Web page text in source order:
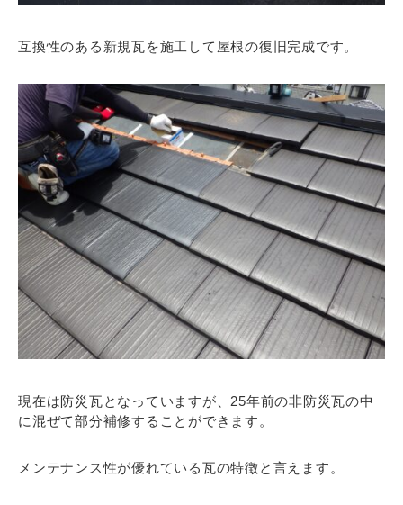
互換性のある新規瓦を施工して屋根の復旧完成です。
現在は防災瓦となっていますが、25年前の非防災瓦の中
に混ぜて部分補修することができます。
メンテナンス性が優れている瓦の特徴と言えます。